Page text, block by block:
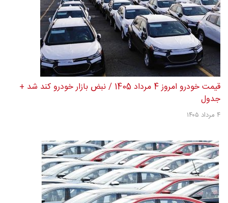
قیمت خودرو امروز 4 مرداد 1405 / نبض بازار خودرو کند شد +
جدول
۴ مرداد ۱۴۰۵